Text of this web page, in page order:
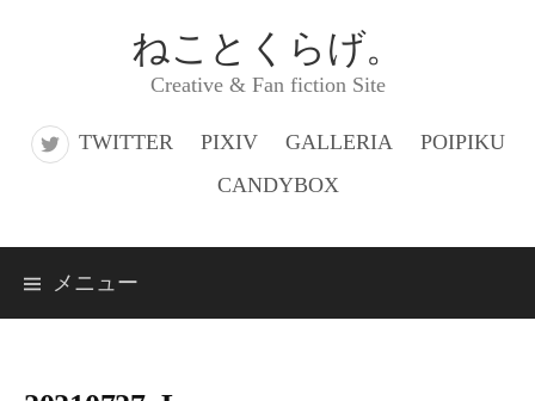
ス
ねことくらげ。
Creative & Fan fiction Site
TWITTER PIXIV GALLERIA
POIPIKU
CANDYBOX
メニュー